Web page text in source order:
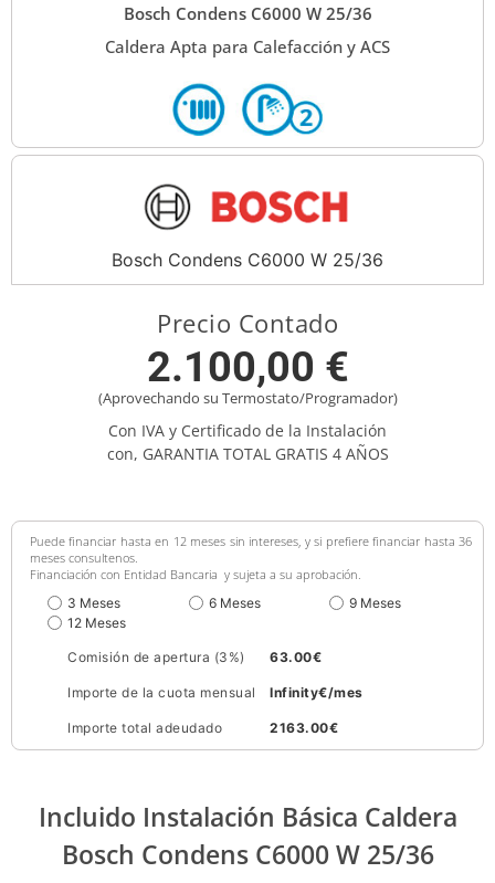
Bosch Condens C6000 W 25/36
Caldera Apta para Calefacción y ACS
Bosch Condens C6000 W 25/36
Precio Contado
2.100,00 €
(Aprovechando su Termostato/Programador)
Con IVA y Certificado de la Instalación
con, GARANTIA TOTAL GRATIS 4 AÑOS
Puede financiar hasta en 12 meses sin intereses, y si prefiere financiar hasta 36
meses consultenos.
Financiación con Entidad Bancaria y sujeta a su aprobación.
3 Meses
6 Meses
9 Meses
12 Meses
Comisión de apertura (3%) 63.00€
Importe de la cuota mensual Infinity€/mes
Importe total adeudado 2163.00€
Incluido Instalación Básica Caldera
Bosch Condens C6000 W 25/36